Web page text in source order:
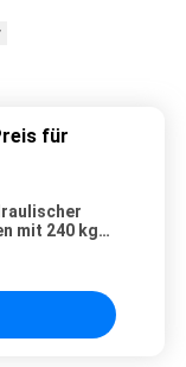
für
mit 240 kg